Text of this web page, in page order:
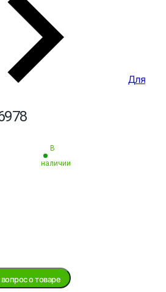
Для
В
наличии
вопрос о товаре